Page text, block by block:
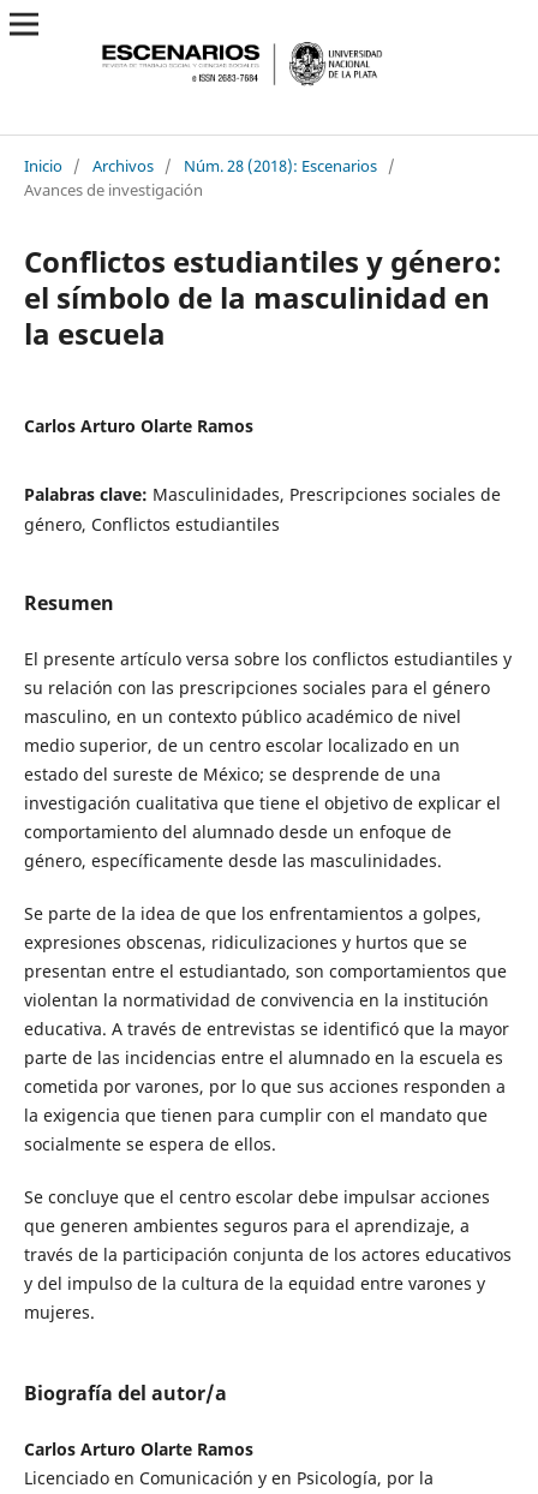
Inicio / Archivos / Núm. 28 (2018): Escenarios /
Avances de investigación
Conflictos estudiantiles y género:
el símbolo de la masculinidad en
la escuela
Carlos Arturo Olarte Ramos
Palabras clave: Masculinidades, Prescripciones sociales de
género, Conflictos estudiantiles
Resumen
El presente artículo versa sobre los conflictos estudiantiles y
su relación con las prescripciones sociales para el género
masculino, en un contexto público académico de nivel
medio superior, de un centro escolar localizado en un
estado del sureste de México; se desprende de una
investigación cualitativa que tiene el objetivo de explicar el
comportamiento del alumnado desde un enfoque de
género, específicamente desde las masculinidades.
Se parte de la idea de que los enfrentamientos a golpes,
expresiones obscenas, ridiculizaciones y hurtos que se
presentan entre el estudiantado, son comportamientos que
violentan la normatividad de convivencia en la institución
educativa. A través de entrevistas se identificó que la mayor
parte de las incidencias entre el alumnado en la escuela es
cometida por varones, por lo que sus acciones responden a
la exigencia que tienen para cumplir con el mandato que
socialmente se espera de ellos.
Se concluye que el centro escolar debe impulsar acciones
que generen ambientes seguros para el aprendizaje, a
través de la participación conjunta de los actores educativos
y del impulso de la cultura de la equidad entre varones y
mujeres.
Biografía del autor/a
Carlos Arturo Olarte Ramos
Licenciado en Comunicación y en Psicología, por la